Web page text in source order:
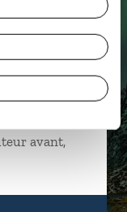
du pays.
nos studios
par email ou
avant,